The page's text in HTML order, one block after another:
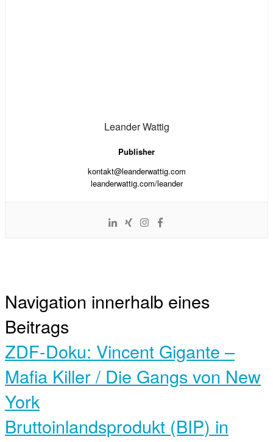
Leander Wattig
Publisher
kontakt@leanderwattig.com
leanderwattig.com/leander
Navigation innerhalb eines
Beitrags
ZDF-Doku: Vincent Gigante –
Mafia Killer / Die Gangs von New
York
Bruttoinlandsprodukt (BIP) in